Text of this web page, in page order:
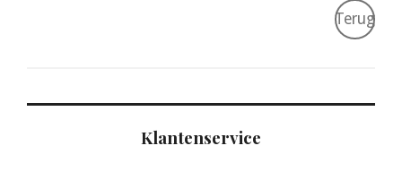
Terug
Klantenservice